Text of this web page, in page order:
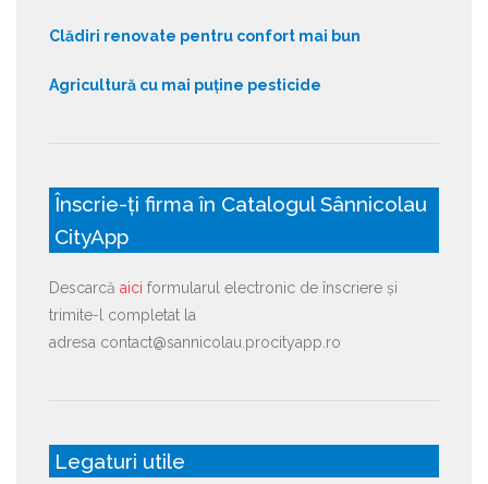
Clădiri renovate pentru confort mai bun
Agricultură cu mai puține pesticide
Înscrie-ți firma în Catalogul Sânnicolau
CityApp
Descarcă aici formularul electronic de înscriere și
trimite-l completat la
adresa contact@sannicolau.procityapp.ro
Legaturi utile